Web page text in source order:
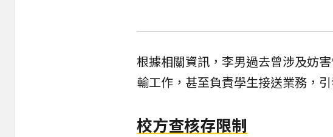
根據相關資訊，李男過去曾涉及妨
輸工作，甚至負責學生接送業務，
校方查核存限制